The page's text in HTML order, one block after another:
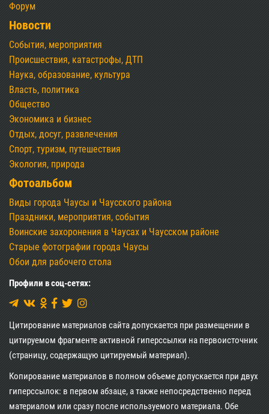
Форум
Новости
События, мероприятия
Происшествия, катастрофы, ДТП
Наука, образование, культура
Власть, политика
Общество
Экономика и бизнес
Отдых, досуг, развлечения
Спорт, туризм, путешествия
Экология, природа
Фотоальбом
Виды города Чаусы и Чаусского района
Праздники, мероприятия, события
Воинские захоронения в Чаусах и Чаусском районе
Старые фотографии города Чаусы
Обои для рабочего стола
Профили в соц-сетях:
Цитирование материалов сайта допускается при размещении в
цитируемом фрагменте активной гиперссылки на первоисточник
(страницу, содержащую цитируемый материал).
Копирование материалов в полном объеме допускается при двух
гиперссылок: в первом абзаце, а также непосредственно перед
материалом или сразу после используемого материала. Обе